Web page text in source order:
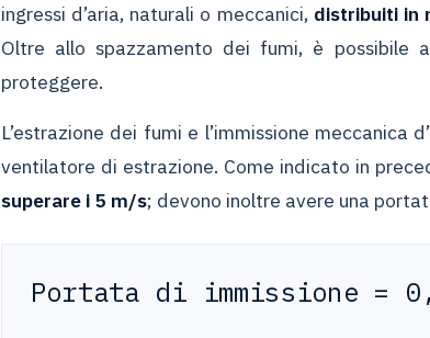
ingressi d’aria, naturali o meccanici, distribuiti in
Oltre allo spazzamento dei fumi, è possibile
proteggere.
L’estrazione dei fumi e l’immissione
ventilatore di estrazione. Come indicato in
superare i 5 m/s; devono inoltre avere una
Portata di immissione =